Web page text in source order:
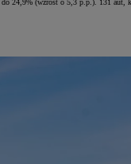
24,9% (wzrost o 5,3 p.p.). 131